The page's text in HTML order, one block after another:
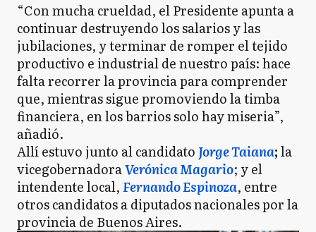
“Con mucha crueldad, el Presidente apunta a
continuar destruyendo los salarios y las
jubilaciones, y terminar de romper el tejido
productivo e industrial de nuestro país: hace
falta recorrer la provincia para comprender
que, mientras sigue promoviendo la timba
financiera, en los barrios solo hay miseria”,
añadió.
Allí estuvo junto al candidato Jorge Taiana;la
vicegobernadoraVerónica Magario; y el
intendente local,Fernando Espinoza, entre
otros candidatos a diputados nacionales por la
provincia de Buenos Aires.